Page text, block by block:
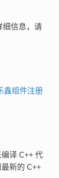
细信息，请
鑫组件注册
编译 C++ 代
新的 C++